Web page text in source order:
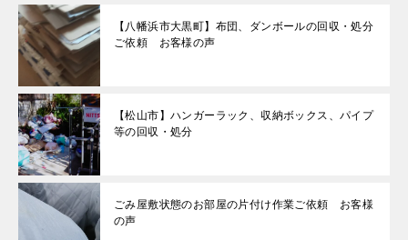
【八幡浜市大黒町】布団、ダンボールの回収・処分
ご依頼 お客様の声
【松山市】ハンガーラック、収納ボックス、パイプ
等の回収・処分
ごみ屋敷状態のお部屋の片付け作業ご依頼 お客様
の声